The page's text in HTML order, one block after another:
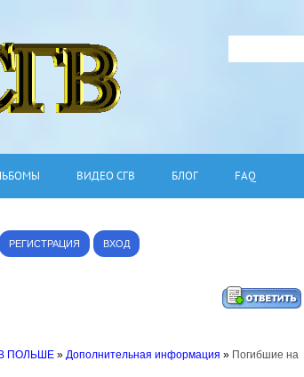
ВИДЕО СГВ БЛОГ FAQ
РЕГИСТРАЦИЯ ВХОД
ПОЛЬШЕ » Дополнительная информация » Погибшие на